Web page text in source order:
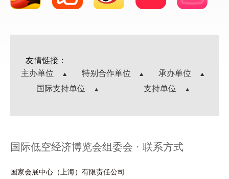
友情链接：
主办单位
特别合作单位
承办单位
国际支持单位
支持单位
国际低空经济博览会组委会 · 联系方式
国家会展中心（上海）有限责任公司